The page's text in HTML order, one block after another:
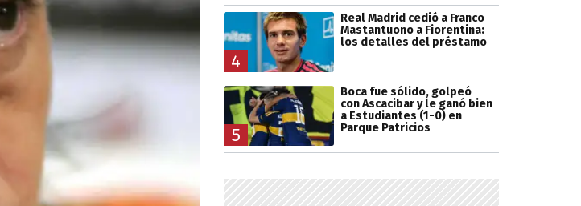
4
Real Madrid cedió a Franco
Mastantuono a Fiorentina:
los detalles del préstamo
5
Boca fue sólido, golpeó
con Ascacibar y le ganó bien
a Estudiantes (1-0) en
Parque Patricios